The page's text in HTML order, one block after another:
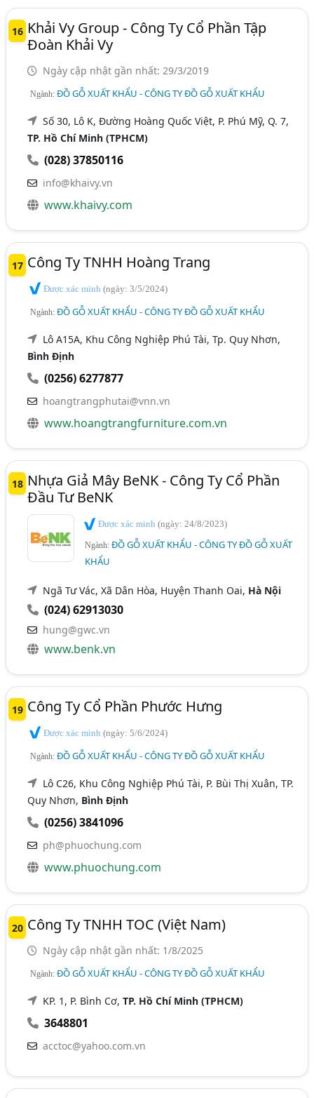
16 Khải Vy Group - Công Ty Cổ Phần Tập
Đoàn Khải Vy
Ngày cập nhật gần nhất: 29/3/2019
Ngành:ĐỒ GỖ XUẤT KHẨU - CÔNG TY ĐỒ GỖ XUẤT KHẨU
Số 30, Lô K, Đường Hoàng Quốc Việt, P. Phú Mỹ, Q. 7,
TP. Hồ Chí Minh (TPHCM)
(028) 37850116
info@khaivy.vn
www.khaivy.com
17 Công Ty TNHH Hoàng Trang
Được xác minh(ngày: 3/5/2024)
Ngành:ĐỒ GỖ XUẤT KHẨU - CÔNG TY ĐỒ GỖ XUẤT KHẨU
Lô A15A, Khu Công Nghiệp Phú Tài, Tp. Quy Nhơn,
Bình Định
(0256) 6277877
hoangtrangphutai@vnn.vn
www.hoangtrangfurniture.com.vn
18 Nhựa Giả Mây BeNK - Công Ty Cổ Phần
Đầu Tư BeNK
Được xác minh(ngày: 24/8/2023)
Ngành:ĐỒ GỖ XUẤT KHẨU - CÔNG TY ĐỒ GỖ XUẤT
KHẨU
Ngã Tư Vác, Xã Dân Hòa, Huyện Thanh Oai, Hà Nội
(024) 62913030
hung@gwc.vn
www.benk.vn
19 Công Ty Cổ Phần Phước Hưng
Được xác minh(ngày: 5/6/2024)
Ngành:ĐỒ GỖ XUẤT KHẨU - CÔNG TY ĐỒ GỖ XUẤT KHẨU
Lô C26, Khu Công Nghiệp Phú Tài, P. Bùi Thị Xuân, TP.
Quy Nhơn, Bình Định
(0256) 3841096
ph@phuochung.com
www.phuochung.com
20 Công Ty TNHH TOC (Việt Nam)
Ngày cập nhật gần nhất: 1/8/2025
Ngành:ĐỒ GỖ XUẤT KHẨU - CÔNG TY ĐỒ GỖ XUẤT KHẨU
KP. 1, P. Bình Cơ,TP. Hồ Chí Minh (TPHCM)
3648801
acctoc@yahoo.com.vn